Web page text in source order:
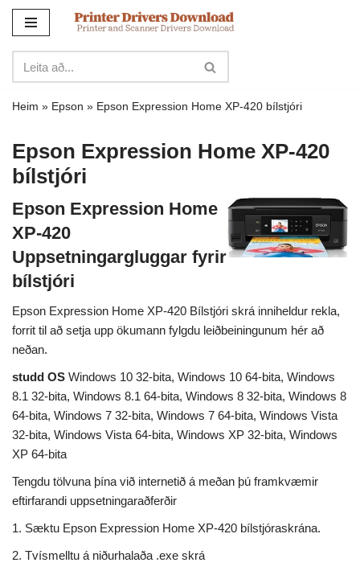
yfir
í
innihald
Heim » Epson » Epson Expression Home XP-420 bílstjóri
Epson Expression Home XP-420
bílstjóri
Epson Expression Home
XP-420
Uppsetningargluggar fyrir
bílstjóri
Epson Expression Home XP-420 Bílstjóri skrá inniheldur rekla,
forrit til að setja upp ökumann fylgdu leiðbeiningunum hér að
neðan.
studd OS Windows 10 32-bita, Windows 10 64-bita, Windows
8.1 32-bita, Windows 8.1 64-bita, Windows 8 32-bita, Windows 8
64-bita, Windows 7 32-bita, Windows 7 64-bita, Windows Vista
32-bita, Windows Vista 64-bita, Windows XP 32-bita, Windows
XP 64-bita
Tengdu tölvuna þína við internetið á meðan þú framkvæmir
eftirfarandi uppsetningaraðferðir
1. Sæktu Epson Expression Home XP-420 bílstjóraskrána.
2. Tvísmelltu á niðurhalaða .exe skrá